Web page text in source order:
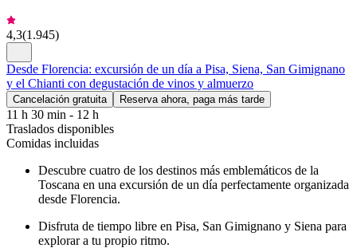
4,3(1.945)
Desde Florencia: excursión de un día a Pisa, Siena, San Gimignano
y el Chianti con degustación de vinos y almuerzo
Cancelación gratuita Reserva ahora, paga más tarde
11 h 30 min - 12 h
Traslados disponibles
Comidas incluidas
Descubre cuatro de los destinos más emblemáticos de la
Toscana en una excursión de un día perfectamente organizada
desde Florencia.
Disfruta de tiempo libre en Pisa, San Gimignano y Siena para
explorar a tu propio ritmo.